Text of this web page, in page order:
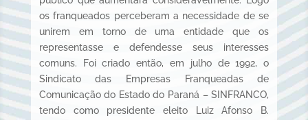
os franqueados perceberam a necessidade de se
unirem em torno de uma entidade que os
representasse e defendesse seus interesses
comuns. Foi criado então, em julho de 1992, o
Sindicato das Empresas Franqueadas de
Comunicação do Estado do Paraná – SINFRANCO,
tendo como presidente eleito Luiz Afonso B.